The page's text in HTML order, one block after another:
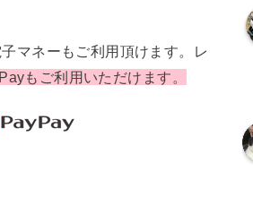
マネーもご利用頂けます。レ
もご利用いただけます。